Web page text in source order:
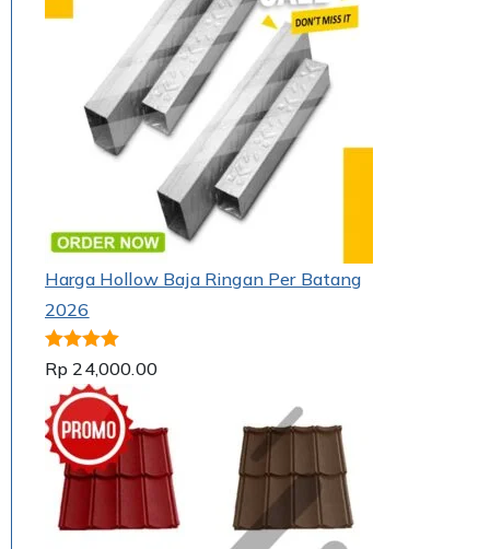
Harga Hollow Baja Ringan Per Batang
2026
Dinilai 5.00
dari 5
Rp 24,000.00